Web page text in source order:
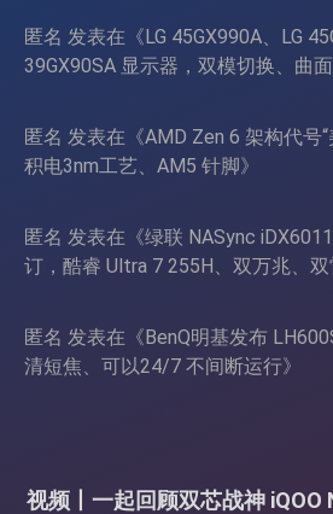
匿名 发表在《LG 45GX990A、LG
39GX90SA 显示器，双模切换、曲
匿名 发表在《AMD Zen 6 架构代号
积电3nm工艺、AM5 针脚》
匿名 发表在《绿联 NASync
订，酷睿 Ultra 7 255H、双万兆、双
匿名 发表在《BenQ明基发布
清短焦、可以24/7 不间断运行》
视频丨一起回顾双芯战神 iQOO